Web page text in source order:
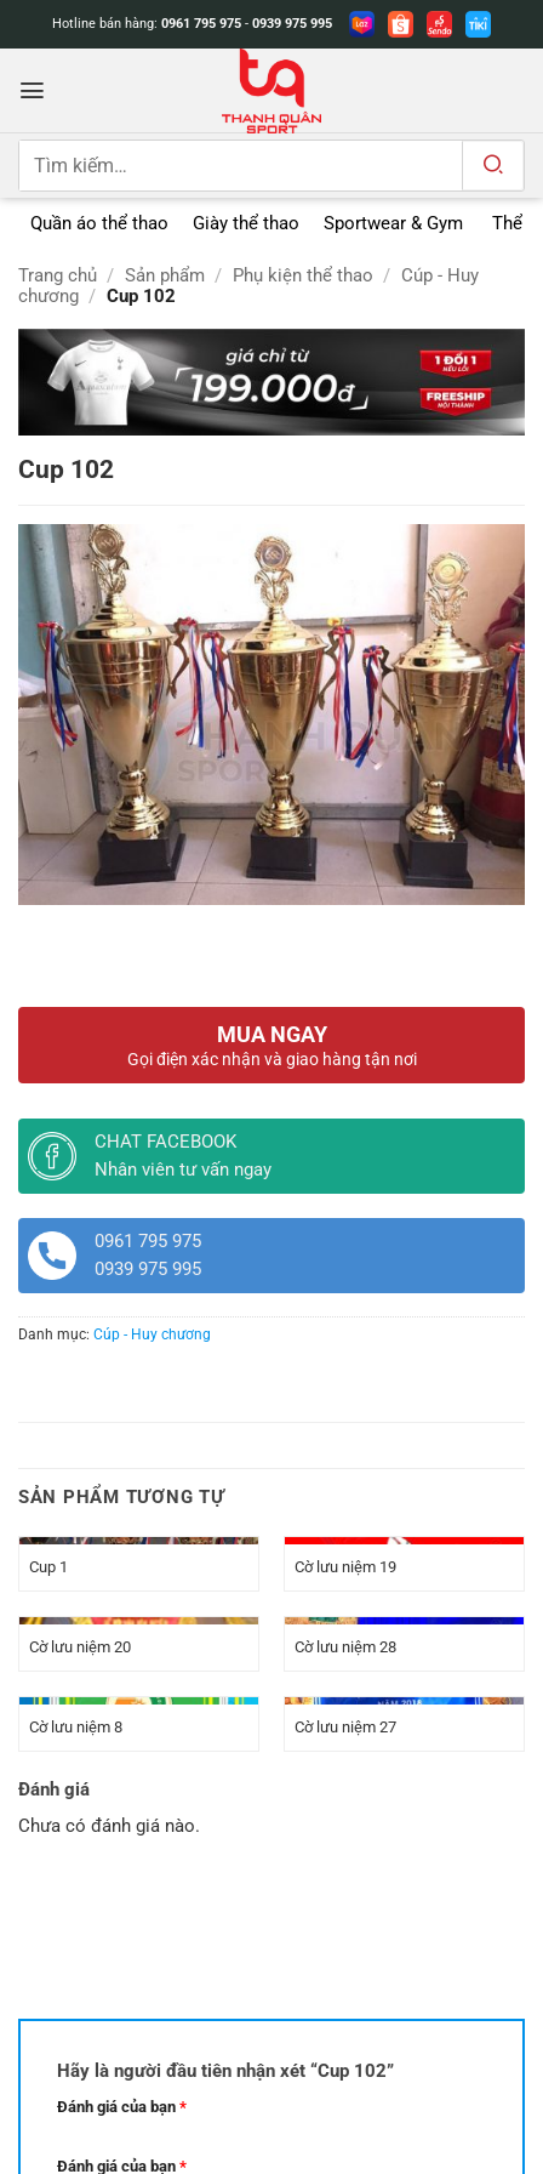
dung
Hotline bán hàng: 0961 795 975 - 0939 975 995
Tìm
Quần áo thể thao Giày thể thao Sportwear & Gym Thể
Trang chủ / Sản phẩm / Phụ kiện thể thao / Cúp - Huy
chương / Cup 102
Cup 102
MUA NGAY
Gọi điện xác nhận và giao hàng tận nơi
CHAT FACEBOOK
Nhân viên tư vấn ngay
0961 795 975
0939 975 995
Danh mục: Cúp - Huy chương
SẢN PHẨM TƯƠNG TỰ
Cup 1 Cờ lưu niệm 19
Cờ lưu niệm 20 Cờ lưu niệm 28
Cờ lưu niệm 8 Cờ lưu niệm 27
Đánh giá
Chưa có đánh giá nào.
Hãy là người đầu tiên nhận xét “Cup 102”
Đánh giá của bạn *
Đánh giá của bạn *